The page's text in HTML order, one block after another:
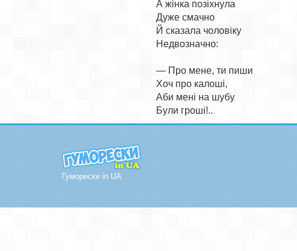
А жінка позіхнула
Дуже смачно
Й сказала чоловіку
Недвозначно:
— Про мене, ти пиши
Хоч про калоші,
Аби мені на шубу
Гуморески in UA